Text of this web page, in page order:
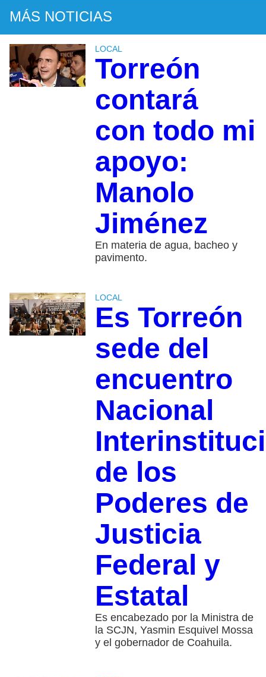
MÁS NOTICIAS
LOCAL
Torreón
contará
con todo mi
apoyo:
Manolo
Jiménez
En materia de agua, bacheo y
pavimento.
LOCAL
Es Torreón
sede del
encuentro
Nacional
de los
Poderes de
Justicia
Federal y
Estatal
Es encabezado por la Ministra de
la SCJN, Yasmin Esquivel Mossa
y el gobernador de Coahuila.